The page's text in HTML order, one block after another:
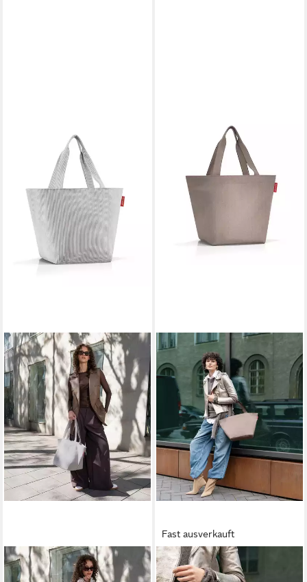
REISENTHEL®
Tragetasche SHOPPER M
Fast ausverkauft
REISENTHEL®
Tragetasche SHOPPER M, 15